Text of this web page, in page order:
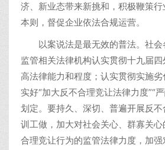
济、新业态带来新挑和，积极鞭策
本则，督促企业依法合规运营。
以案说法是最无效的普法。社会
监管相关法律机构认实贯彻十九届
高法律能力和程度；认实贯彻实施
实好“加大反不合理竞让法律力度”“
划定。要持久、深切、普遍开展反
训工做，加大对社会关心、群寡关
合理竞让行为的监管法律力度，加